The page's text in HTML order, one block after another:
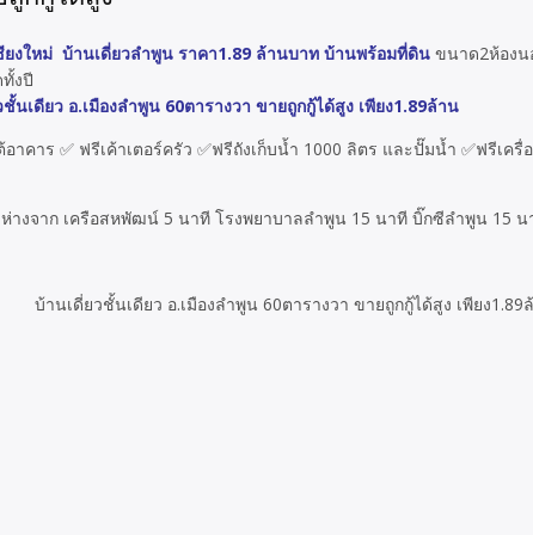
งใหม่ บ้านเดี่ยวลำพูน ราคา1.89 ล้านบาท บ้านพร้อมที่ดิน ขนาด2ห้องน
งปี
เดียว อ.เมืองลำพูน 60ตารางวา ขายถูกกู้ได้สูง เพียง1.89ล้าน
าคาร ✅ ฟรีเค้าเตอร์ครัว ✅ฟรีถังเก็บน้ำ 1000 ลิตร และปั๊มน้ำ ✅ฟรีเค
ห่างจาก เครือสหพัฒน์ 5 นาที โรงพยาบาลลำพูน 15 นาที บิ๊กซีลำพูน 15